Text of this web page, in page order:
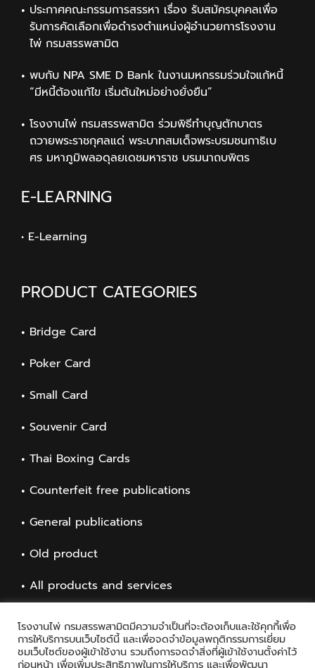
ประกาศคณะกรรมการสรรหา เรื่อง รับสมัครบุคคลเพื่อ
รับการคัดเลือกเพื่อดำรงตำแหน่งผู้อำนวยการโรงงาน
ไพ่ กรมสรรพสามิต
พบกับ NPA SME D Bank ในงานมหกรรมร่วมใจแก้หนี้
“มีหนี้ต้องแก้ไข เริ่มต้นใหม่อย่างยั่งยืน”
โรงงานไพ่ กรมสรรพสามิต ร่วมพิธีทำบุญตักบาตร
ถวายพระราชกุศลแด่ พระบาทสมเด็จพระบรมชนกาธิเบ
ศร มหาภูมิพลอดุลยเดชมหาราช บรมนาถบพิตร
E-LEARNING
• E-Learning
PRODUCT CATEGORIES
Bridge Card
Poker Card
Small Card
Souvenir Card
Thai Boxing Cards
Counterfeit free publications
General publications
Old product
All products and services
โรงงานไพ่ กรมสรรพสามิตมีความจำเป็นที่จะต้องเก็บและใช้คุกกี้เพื่อ
การให้บริการบนเว็บไซต์นี้ และเพื่อจดจำข้อมูลพฤติกรรมการเยี่ยม
ชมเว็บไซต์ของผู้เข้าใช้งาน รวมถึงการจดจำสิ่งที่ผู้เข้าใช้งานตั้งค่าไว้
ก่อนหน้า เพื่อเพิ่มประสิทธิภาพในการให้บริการ และเพื่อพัฒนา